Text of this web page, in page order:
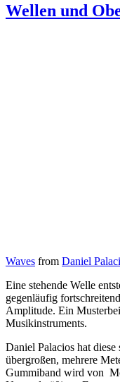
Wellen und
Waves from Daniel
Eine stehende Welle
gegenläufig
Amplitude. Ein
Musikinstruments.
Daniel Palacios hat diese
übergroßen, mehrere
Gummiband wird von